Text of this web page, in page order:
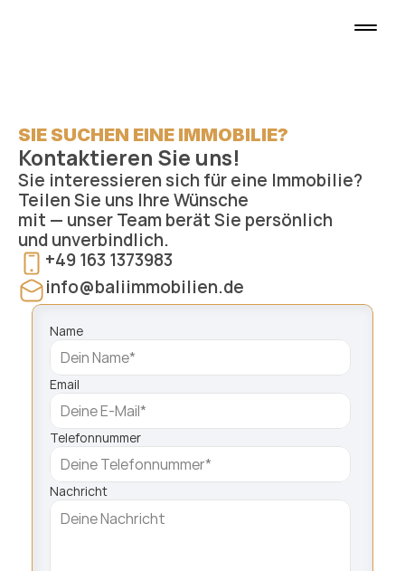
SIE SUCHEN EINE IMMOBILIE?
Kontaktieren Sie uns!
Sie interessieren sich für eine Immobilie?
Teilen Sie uns Ihre Wünsche
mit — unser Team berät Sie persönlich
und unverbindlich.
+49 163 1373983
info@baliimmobilien.de
Name
Email
Telefonnummer
Nachricht